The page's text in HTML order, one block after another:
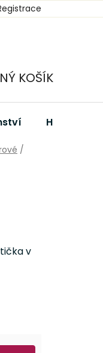
KOŠÍK
Hudební
/
v